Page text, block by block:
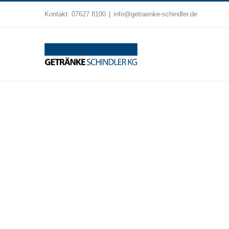
Kontakt: 07627 8100 info@getraenke-schindler.de